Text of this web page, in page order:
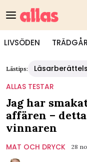
LIVSÖDEN
Lästips:
ALLAS TESTAR
Jag har
affären –
vinnaren
MAT OCH DRYCK 28